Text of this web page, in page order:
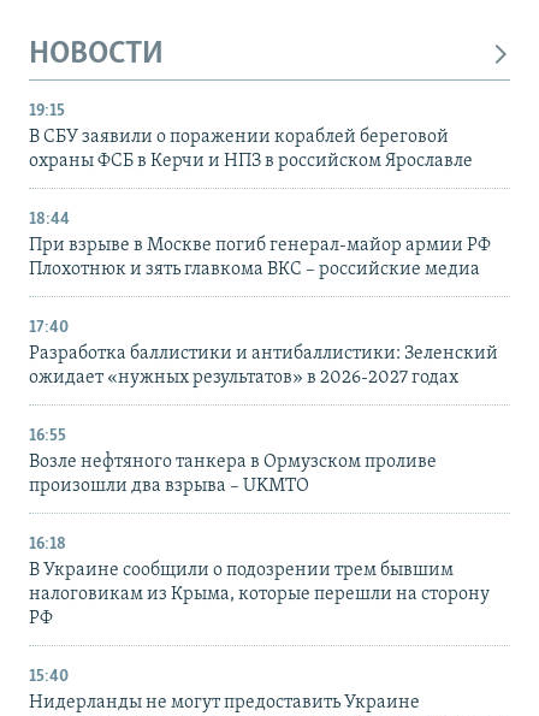
НОВОСТИ
19:15
В СБУ заявили о поражении кораблей береговой
охраны ФСБ в Керчи и НПЗ в российском Ярославле
18:44
При взрыве в Москве погиб генерал-майор армии РФ
Плохотнюк и зять главкома ВКС – российские медиа
17:40
Разработка баллистики и антибаллистики: Зеленский
ожидает «нужных результатов» в 2026-2027 годах
16:55
Возле нефтяного танкера в Ормузском проливе
произошли два взрыва – UKMTO
16:18
В Украине сообщили о подозрении трем бывшим
налоговикам из Крыма, которые перешли на сторону
РФ
15:40
Нидерланды не могут предоставить Украине